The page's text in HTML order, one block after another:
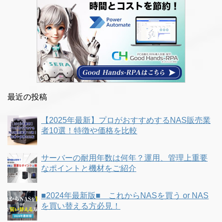
最近の投稿
【2025年最新】プロがおすすめするNAS販売業
者10選！特徴や価格を比較
サーバーの耐用年数は何年？運用、管理上重要
なポイントと機材をご紹介
■2024年最新版■ これからNASを買う or NAS
を買い替える方必見！